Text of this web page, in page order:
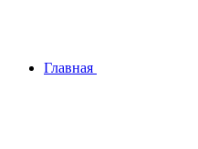
Главная